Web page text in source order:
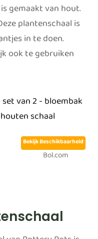
gemaakt van hout.
plantenschaal is
in te doen.
ook te gebruiken
van 2 - bloembak
schaal
Bekijk Beschikbaarheid
Bol.com